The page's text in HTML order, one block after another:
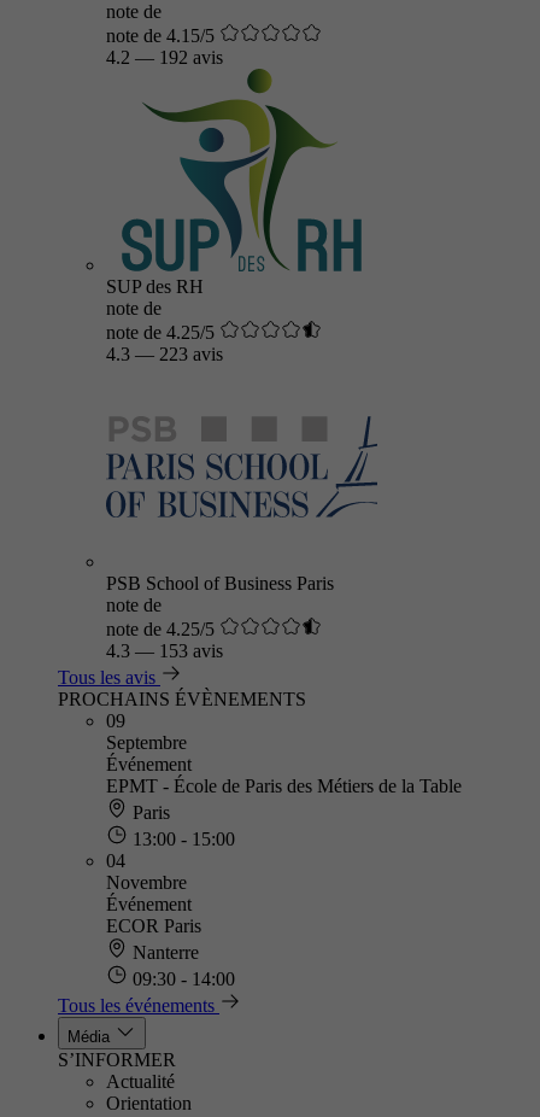
note de
note de 4.15/5
4.2 — 192 avis
SUP des RH
note de
note de 4.25/5
4.3 — 223 avis
PSB School of Business Paris
note de
note de 4.25/5
4.3 — 153 avis
Tous les avis
PROCHAINS ÉVÈNEMENTS
09
Septembre
Événement
EPMT - École de Paris des Métiers de la Table
Paris
13:00 - 15:00
04
Novembre
Événement
ECOR Paris
Nanterre
09:30 - 14:00
Tous les événements
Média
S’INFORMER
Actualité
Orientation